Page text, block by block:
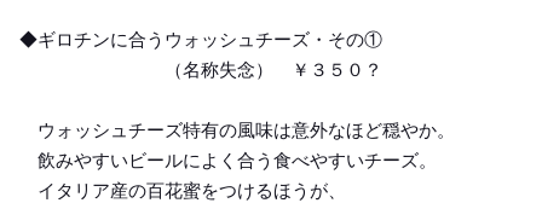
◆ギロチンに合うウォッシュチーズ・その①
（名称失念） ￥３５０？
ウォッシュチーズ特有の風味は意外なほど穏やか。
飲みやすいビールによく合う食べやすいチーズ。
イタリア産の百花蜜をつけるほうが、